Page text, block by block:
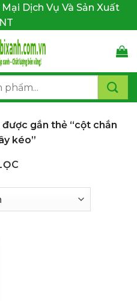
Dịch Vụ Và Sản Xuất
được gắn thẻ “cột chắn
kéo”